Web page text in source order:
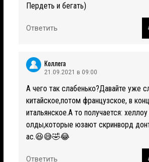
Пердеть и бегать)
Ответить
Коллега
21.09.2021 в 09:00
А чего так слабенько?Давайте уже
китайское,потом французское, в
итальянское.А то получается: хеллоу
олды,которые юзают скринворд
ас.😆😅🤣😂
Ответить